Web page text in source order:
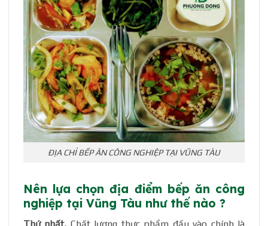
ĐỊA CHỈ BẾP ĂN CÔNG NGHIỆP TẠI VŨNG TÀU
Nên lựa chọn địa điểm bếp ăn công
nghiệp tại Vũng Tàu như thế nào ?